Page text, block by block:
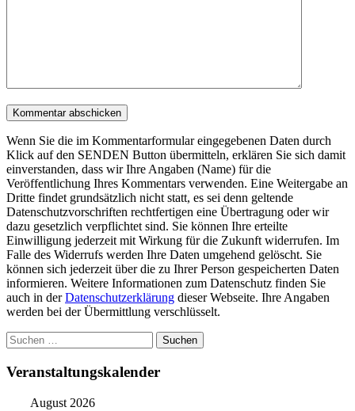
Wenn Sie die im Kommentarformular eingegebenen Daten durch
Klick auf den SENDEN Button übermitteln, erklären Sie sich damit
einverstanden, dass wir Ihre Angaben (Name) für die
Veröffentlichung Ihres Kommentars verwenden. Eine Weitergabe an
Dritte findet grundsätzlich nicht statt, es sei denn geltende
Datenschutzvorschriften rechtfertigen eine Übertragung oder wir
dazu gesetzlich verpflichtet sind. Sie können Ihre erteilte
Einwilligung jederzeit mit Wirkung für die Zukunft widerrufen. Im
Falle des Widerrufs werden Ihre Daten umgehend gelöscht. Sie
können sich jederzeit über die zu Ihrer Person gespeicherten Daten
informieren. Weitere Informationen zum Datenschutz finden Sie
auch in derDatenschutzerklärung dieser Webseite. Ihre Angaben
werden bei der Übermittlung verschlüsselt.
Suchen
nach:
Veranstaltungskalender
August 2026